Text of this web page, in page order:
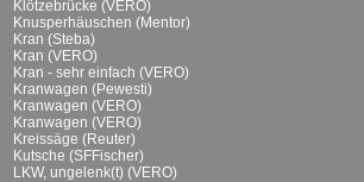
Klötzebrücke (VERO)
Knusperhäuschen (Mentor)
Kran (Steba)
Kran (VERO)
Kran - sehr einfach (VERO)
Kranwagen (Pewesti)
Kranwagen (VERO)
Kranwagen (VERO)
Kreissäge (Reuter)
Kutsche (SFFischer)
LKW, ungelenk(t) (VERO)